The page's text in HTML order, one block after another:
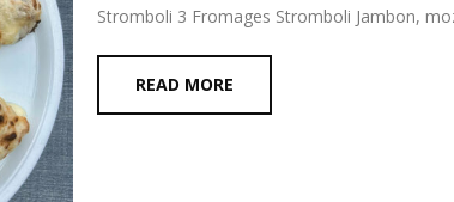
Stromboli 3 Fromages Stromboli Jambon,
READ MORE